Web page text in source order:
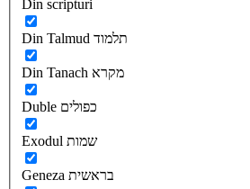
Din scripturi
Din Talmud תלמוד
Din Tanach מקרא
Duble כפולים
Exodul שמות
Geneza בראשית